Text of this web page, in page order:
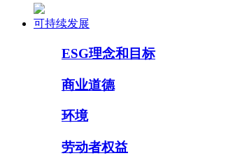
可持续发展
ESG理念和目标
商业道德
环境
劳动者权益